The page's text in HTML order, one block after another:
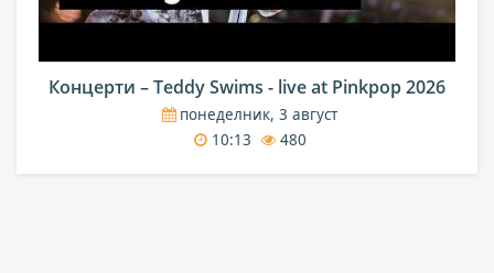
Концерти – Teddy Swims - live at Pinkpop 2026
понеделник, 3 август
10:13
480